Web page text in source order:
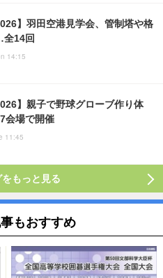
】羽田空港見学会、管制塔や格
14回
14:15
】親子で野球グローブ作り体
会場で開催
11:45
もっと見る
もおすすめ